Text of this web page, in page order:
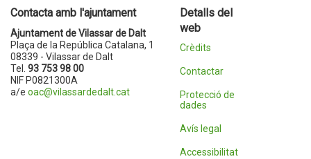
Contacta amb l'ajuntament
Ajuntament de Vilassar de Dalt
Plaça de la República Catalana, 1
08339 - Vilassar de Dalt
Tel. 93 753 98 00
NIF P0821300A
a/e oac@vilassardedalt.cat
Detalls del
web
Crèdits
Contactar
Protecció de
dades
Avís legal
Accessibilitat